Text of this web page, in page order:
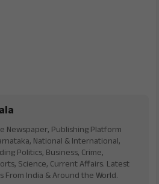
Newspaper, Publishing Platform
National & International,
Politics, Business, Crime,
Science, Current Affairs. Latest
From India & Around the World.